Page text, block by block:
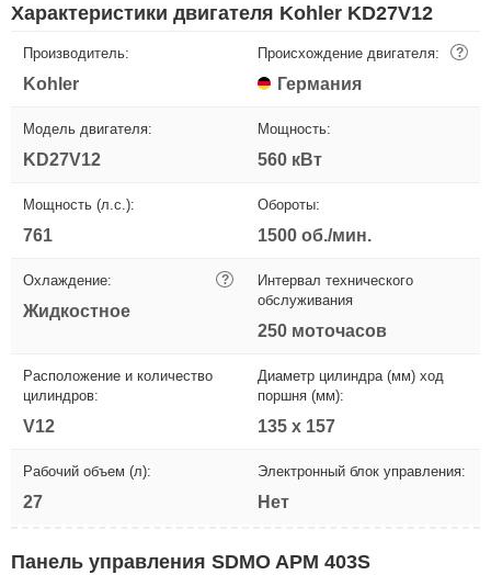
Характеристики двигателя Kohler KD27V12
Производитель:
Kohler
Происхождение двигателя: ?
Германия
Модель двигателя:
KD27V12
Мощность:
560 кВт
Мощность (л.с.):
761
Обороты:
1500 об./мин.
Охлаждение: ?
Жидкостное
Интервал технического
обслуживания
250 моточасов
Расположение и количество
цилиндров:
V12
Диаметр цилиндра (мм) ход
поршня (мм):
135 х 157
Рабочий объем (л):
27
Электронный блок управления:
Нет
Панель управления SDMO APM 403S